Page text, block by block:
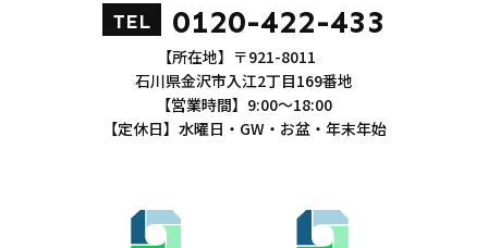
TEL 0120-422-433
【所在地】〒921-8011
石川県金沢市入江2丁目169番地
【営業時間】9:00～18:00
【定休日】水曜日・GW・お盆・年末年始